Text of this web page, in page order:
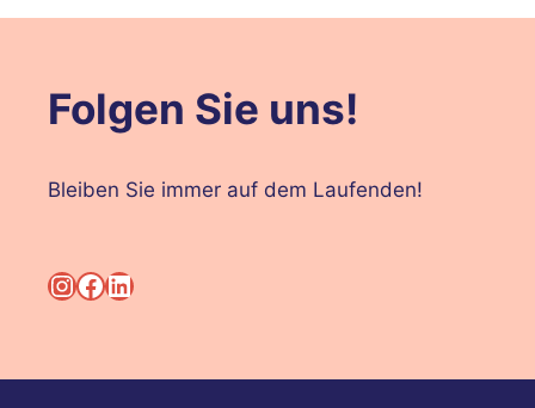
Folgen Sie uns!
Bleiben Sie immer auf dem Laufenden!
Instagram
Facebook
LinkedIn